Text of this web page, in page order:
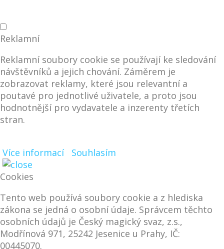
Reklamní
Reklamní soubory cookie se používají ke sledování
návštěvníků a jejich chování. Záměrem je
zobrazovat reklamy, které jsou relevantní a
poutavé pro jednotlivé uživatele, a proto jsou
hodnotnější pro vydavatele a inzerenty třetích
stran.
Více informací
Souhlasím
Cookies
Tento web používá soubory cookie a z hlediska
zákona se jedná o osobní údaje. Správcem těchto
osobních údajů je Český magický svaz, z.s.,
Modřínová 971, 25242 Jesenice u Prahy, IČ:
00445070.